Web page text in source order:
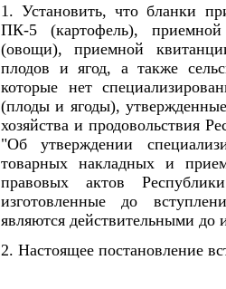
1. Установить, что бланки
ПК-5 (картофель),
(овощи), приемной
плодов и ягод, а также
которые нет
(плоды и ягоды),
хозяйства и продовольствия
"Об утверждении
товарных накладных и
правовых актов
изготовленные до
являются действительными до
2. Настоящее постановление